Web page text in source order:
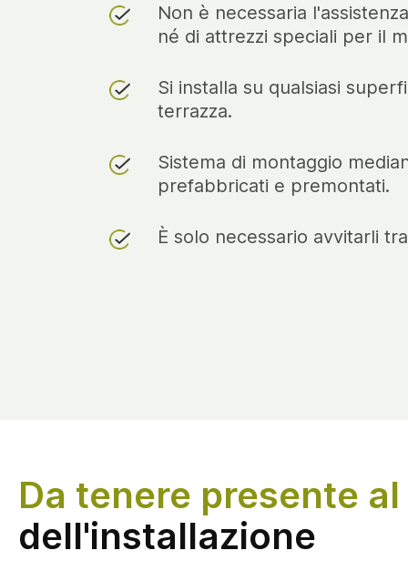
Non è necessaria
né di attrezzi speciali per il
Si installa su qualsiasi
terrazza.
Sistema di montaggio
prefabbricati e premontati.
È solo necessario avvitarli
Da tenere presente
dell'installazione